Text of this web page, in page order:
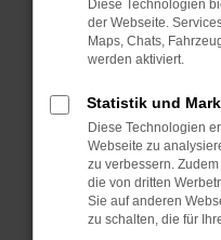
Starte dein
Das kann
Probleme zu
Betriebssystem
sind.
Veraltete
Sicherheitsrisiko,
führen, dass
unterstützt werden.
Diese Technologien
der Webseite.
Maps, Chats,
werden aktiviert.
Statistik und
Diese Technologien
Webseite zu
zu verbessern.
die von dritten
Sie auf anderen
zu schalten, die für